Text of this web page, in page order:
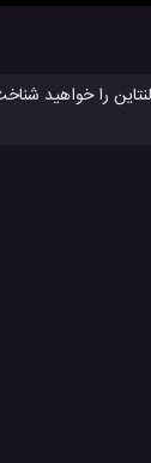
را خواهید
کدام از آن ها